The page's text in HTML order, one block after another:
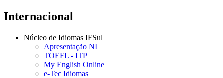
Internacional
Núcleo de Idiomas IFSul
Apresentação NI
TOEFL - ITP
My English Online
e-Tec Idiomas